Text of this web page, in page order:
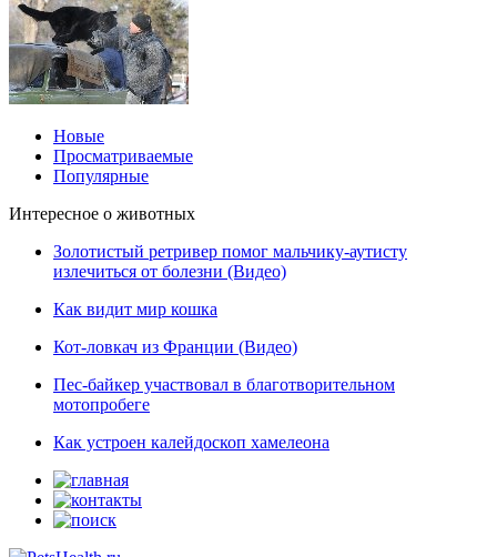
Новые
Просматриваемые
Популярные
Интересное о животных
Золотистый ретривер помог мальчику-аутисту
излечиться от болезни (Видео)
Как видит мир кошка
Кот-ловкач из Франции (Видео)
Пес-байкер участвовал в благотворительном
мотопробеге
Как устроен калейдоскоп хамелеона